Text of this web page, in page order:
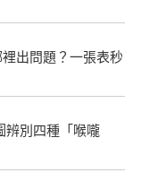
出問題？一張表秒
辨別四種「喉嚨